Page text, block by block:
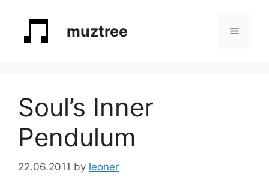
content
muztree Menu
Soul’s Inner
Pendulum
22.06.2011 by leoner